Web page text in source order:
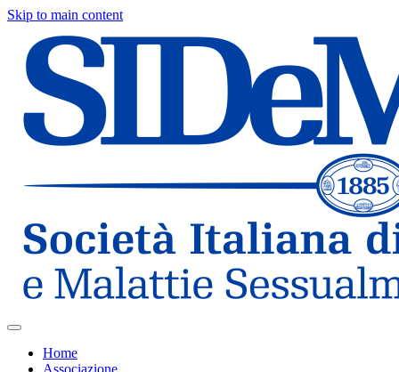
Skip to main content
Home
Associazione